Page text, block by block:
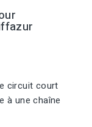
circuit court
à une chaîne